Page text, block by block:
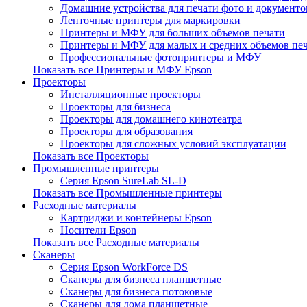
Домашние устройства для печати фото и
Ленточные принтеры для маркировки
Принтеры и МФУ для больших объемов печати
Принтеры и МФУ для малых и средних объемов
Профессиональные фотопринтеры и МФУ
Показать все Принтеры и МФУ Epson
Проекторы
Инсталляционные проекторы
Проекторы для бизнеса
Проекторы для домашнего кинотеатра
Проекторы для образования
Проекторы для сложных условий эксплуатации
Показать все Проекторы
Промышленные принтеры
Серия Epson SureLab SL-D
Показать все Промышленные принтеры
Расходные материалы
Картриджи и контейнеры Epson
Носители Epson
Показать все Расходные материалы
Сканеры
Серия Epson WorkForce DS
Сканеры для бизнеса планшетные
Сканеры для бизнеса потоковые
Сканеры для дома планшетные